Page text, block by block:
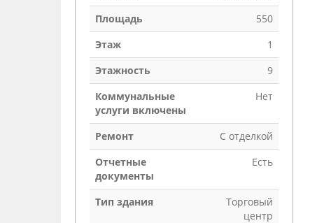
Площадь
550
Этаж
1
Этажность
9
Коммунальные
услуги включены
Нет
Ремонт
С отделкой
Отчетные
документы
Есть
Тип здания
Торговый
центр